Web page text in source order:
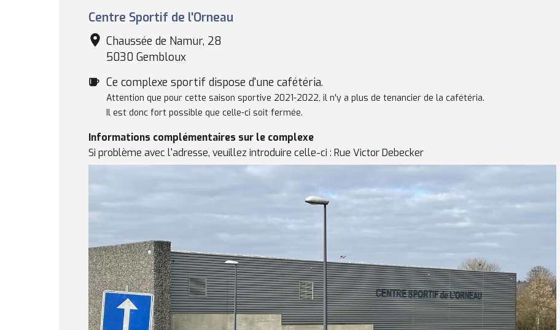
Complexe
sportif
Centre Sportif de l'Orneau
Chaussée de Namur, 28
5030 Gembloux
Cafétéria
Ce complexe sportif dispose d'une cafétéria.
Remarques
concernant
cafétéria
Attention que pour cette saison sportive 2021-2022, il n'y a plus de tenancier de la cafétéria.
Il est donc fort possible que celle-ci soit fermée.
Informations complémentaires sur le complexe
Si problème avec l'adresse, veuillez introduire celle-ci : Rue Victor Debecker